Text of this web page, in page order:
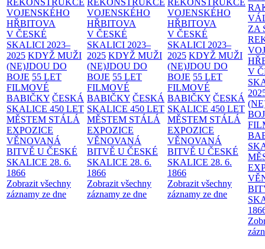
VOJENSKÉHO
HŘBITOVA
V ČESKÉ
SKALICI 2023–
2025 KDYŽ MUŽI
(NE)JDOU DO
BOJE 55 LET
FILMOVÉ
BABIČKY ČESKÁ
SKALICE 450 LET
MĚSTEM STÁLÁ
EXPOZICE
VĚNOVANÁ
BITVĚ U ČESKÉ
SKALICE 28. 6.
1866
Zobrazit všechny
záznamy ze dne
VOJENSKÉHO
HŘBITOVA
V ČESKÉ
SKALICI 2023–
2025 KDYŽ MUŽI
(NE)JDOU DO
BOJE 55 LET
FILMOVÉ
BABIČKY ČESKÁ
SKALICE 450 LET
MĚSTEM STÁLÁ
EXPOZICE
VĚNOVANÁ
BITVĚ U ČESKÉ
SKALICE 28. 6.
1866
Zobrazit všechny
záznamy ze dne
VOJENSKÉHO
HŘBITOVA
V ČESKÉ
SKALICI 2023–
2025 KDYŽ MUŽI
(NE)JDOU DO
BOJE 55 LET
FILMOVÉ
BABIČKY ČESKÁ
SKALICE 450 LET
MĚSTEM STÁLÁ
EXPOZICE
VĚNOVANÁ
BITVĚ U ČESKÉ
SKALICE 28. 6.
1866
Zobrazit všechny
záznamy ze dne
ZA
V